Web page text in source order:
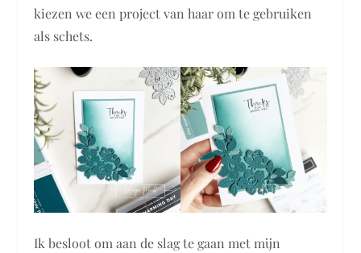
kiezen we een project van haar om te gebruiken
als schets.
Ik besloot om aan de slag te gaan met mijn